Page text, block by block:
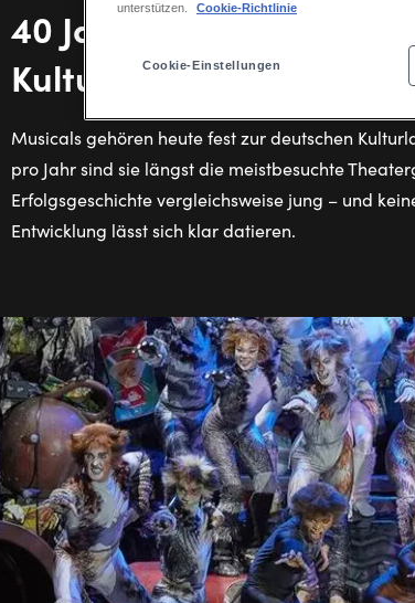
40 Jahre Musicals in
Kulturform ihren
Musicals gehören heute fest zur deutschen
pro Jahr sind sie längst die meistbesuchte
Erfolgsgeschichte vergleichsweise jung – und
Entwicklung lässt sich klar datieren.
unterstützen.
Cookie-Richtlinie
Cookie-Einstellungen